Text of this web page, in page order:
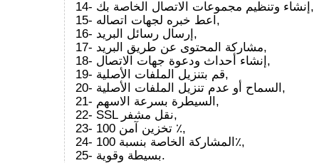
14- إنشاء وتنظيم مجموعات الاتصال الخاصة بك,
15- اعط خبره لجهات اتصاله,
16- إرسال رسائل البريد,
17- مشاركة المحتوى عن طريق البريد,
18- إنشاء أحداث ودعوة جهات الاتصال,
19- قم بتنزيل الملفات الأصلية,
20- السماح أو عدم تنزيل الملفات الأصلية,
21- السيطرة بسرعة الاسهم,
22- SSL نقل مشفر,
23- تخزين آمن 100 ٪,
24- المشاركة الخاصة بنسبة 100٪,
25- بسيطة وقوية.